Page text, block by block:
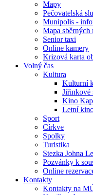
Mapy
Pečovatelská
Munipolis -
Mapa sběrných
Senior taxi
Online kamery
Krizová karta
Volný čas
Kultura
Kulturní
Jiřinkové
Kino
Letní
Sport
Církve
Spolky
Turistika
Stezka Johna
Pozvánky k
Online
Kontakty
Kontakty na